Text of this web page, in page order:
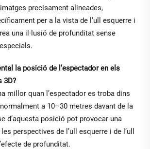
precisament alineades,
per a la vista de l’ull esquerre i
una il·lusió de profunditat sense
la posició de l’espectador en els
3D?
millor quan l’espectador es troba dins
normalment a 10–30 metres davant de la
d’aquesta posició pot provocar una
perspectives de l’ull esquerre i de l’ull
de profunditat.